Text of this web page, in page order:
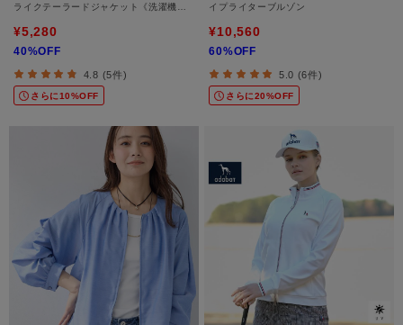
ライクテーラードジャケット《洗濯機
¥5,280
40%OFF
4.8 (5件)
さらに10%OFF
イプライターブルゾン
¥10,560
60%OFF
5.0 (6件)
さらに20%OFF